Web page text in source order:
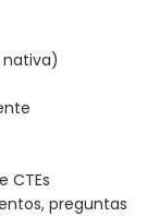
nativa)
CTEs
preguntas